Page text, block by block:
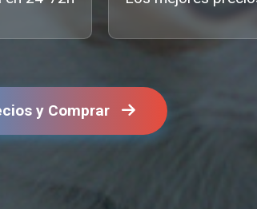
y Comprar